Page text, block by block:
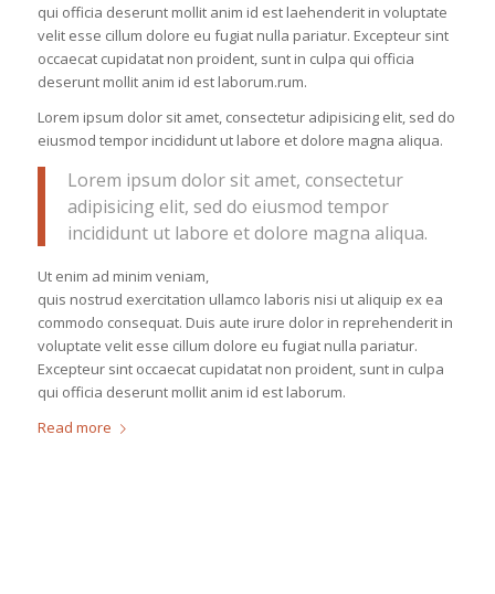
qui officia deserunt mollit anim id est laehenderit in voluptate
velit esse cillum dolore eu fugiat nulla pariatur. Excepteur sint
occaecat cupidatat non proident, sunt in culpa qui officia
deserunt mollit anim id est laborum.rum.
Lorem ipsum dolor sit amet, consectetur adipisicing elit, sed do
eiusmod tempor incididunt ut labore et dolore magna aliqua.
Lorem ipsum dolor sit amet, consectetur
adipisicing elit, sed do eiusmod tempor
incididunt ut labore et dolore magna aliqua.
Ut enim ad minim veniam,
quis nostrud exercitation ullamco laboris nisi ut aliquip ex ea
commodo consequat. Duis aute irure dolor in reprehenderit in
voluptate velit esse cillum dolore eu fugiat nulla pariatur.
Excepteur sint occaecat cupidatat non proident, sunt in culpa
qui officia deserunt mollit anim id est laborum.
Read more